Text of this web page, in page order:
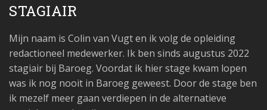
STAGIAIR
Mijn naam is Colin van Vugt en ik volg de opleiding
redactioneel medewerker. Ik ben sinds augustus 2022
stagiair bij Baroeg. Voordat ik hier stage kwam lopen
was ik nog nooit in Baroeg geweest. Door de stage ben
ik mezelf meer gaan verdiepen in de alternatieve